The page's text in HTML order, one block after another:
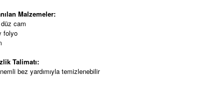
Malzemeler:
cam
folyo
Talimatı:
bez yardımıyla temizlenebilir